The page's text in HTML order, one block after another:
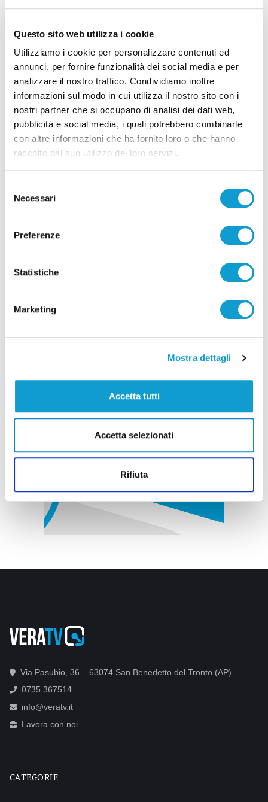
Questo sito web utilizza i cookie
Utilizziamo i cookie per personalizzare contenuti ed
annunci, per fornire funzionalità dei social media e per
analizzare il nostro traffico. Condividiamo inoltre
informazioni sul modo in cui utilizza il nostro sito con i
nostri partner che si occupano di analisi dei dati web,
pubblicità e social media, i quali potrebbero combinarle
con altre informazioni che ha fornito loro o che hanno
raccolto dal suo utilizzo dei loro servizi.
delNecessari
Preferenze
Statistiche
Marketing
Mostra dettagli
Accetta tutti
Accetta selezionati
Rifiuta
era nascosto un casolare di campagna,
ritrovata anche l’auto della fuga
di Thomas Delbianco
1(current)
Via Pasubio, 36 – 63074 San Benedetto del Tronto (AP)
0735 367514
info@veratv.it
Lavora con noi
CATEGORIE